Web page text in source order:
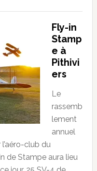
Fly-in
Stamp
e à
Pithivi
ers
Le
rassemb
lement
annuel
club du
de Stampe aura lieu